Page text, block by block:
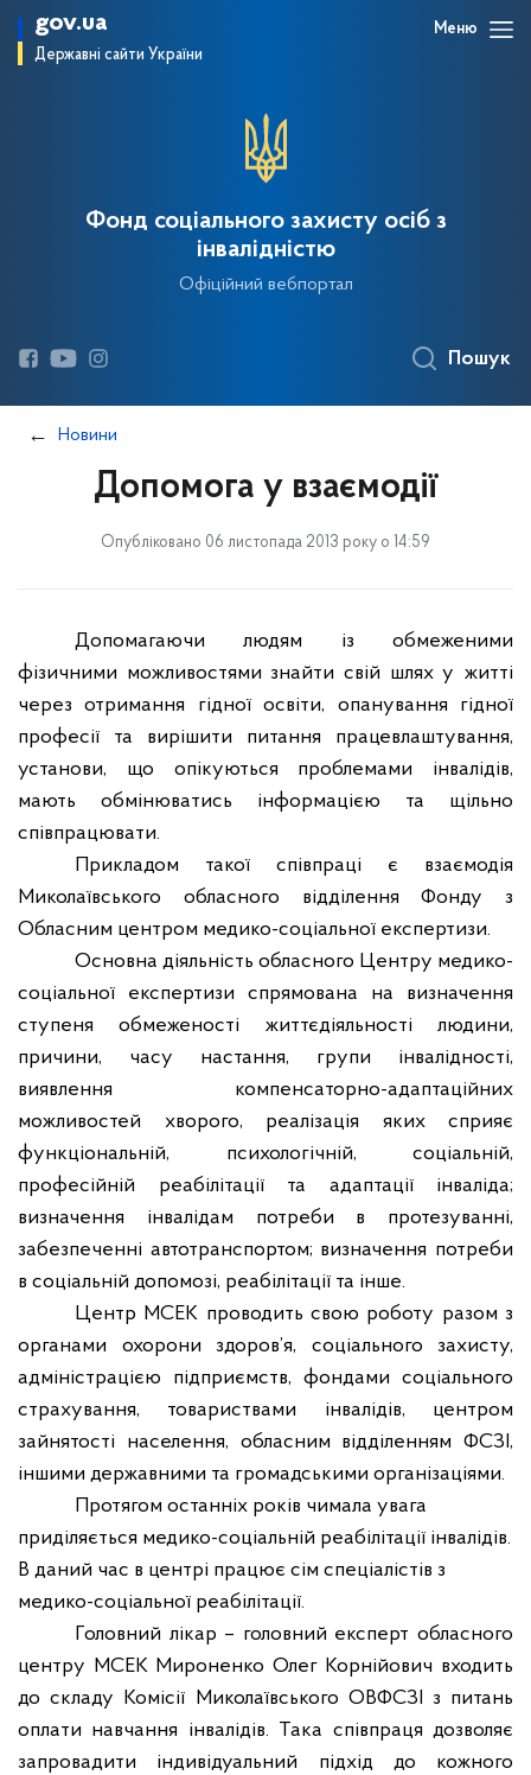
gov.ua
Державні сайти України
Меню
Фонд соціального захисту осіб з
інвалідністю
Офіційний вебпортал
Пошук
Новини
Допомога у взаємодії
Опубліковано 06 листопада 2013 року о 14:59
Допомагаючи людям із обмеженими
фізичними можливостями знайти свій шлях у житті
через отримання гідної освіти, опанування гідної
професії та вирішити питання працевлаштування,
установи, що опікуються проблемами інвалідів,
мають обмінюватись інформацією та щільно
співпрацювати.
Прикладом такої співпраці є взаємодія
Миколаївського обласного відділення Фонду з
Обласним центром медико-соціальної експертизи.
Основна діяльність обласного Центру медико-
соціальної експертизи спрямована на визначення
ступеня обмеженості життєдіяльності людини,
причини, часу настання, групи інвалідності,
виявлення компенсаторно-адаптаційних
можливостей хворого, реалізація яких сприяє
функціональній, психологічній, соціальній,
професійній реабілітації та адаптації інваліда;
визначення інвалідам потреби в протезуванні,
забезпеченні автотранспортом; визначення потреби
в соціальній допомозі, реабілітації та інше.
Центр МСЕК проводить свою роботу разом з
органами охорони здоров’я, соціального захисту,
адміністрацією підприємств, фондами соціального
страхування, товариствами інвалідів, центром
зайнятості населення, обласним відділенням ФСЗІ,
іншими державними та громадськими організаціями.
Протягом останніх років чимала увага
приділяється медико-соціальній реабілітації інвалідів.
В даний час в центрі працює сім спеціалістів з
медико-соціальної реабілітації.
Головний лікар – головний експерт обласного
центру МСЕК Мироненко Олег Корнійович входить
до складу Комісії Миколаївського ОВФСЗІ з питань
оплати навчання інвалідів. Така співпраця дозволяє
запровадити індивідуальний підхід до кожного